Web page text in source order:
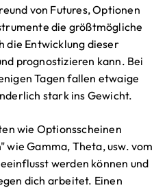
von Futures, Optionen
die größtmögliche
die Entwicklung dieser
prognostizieren kann. Bei
Tagen fallen etwaige
stark ins Gewicht.
wie Optionsscheinen
wie Gamma, Theta, usw. vom
werden können und
dich arbeitet. Einen